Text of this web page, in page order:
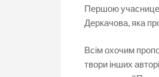
Першою
Деркачова, яка
Всім охочим
твори інших